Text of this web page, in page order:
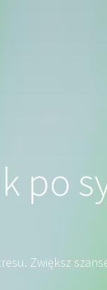
po
Zwiększ